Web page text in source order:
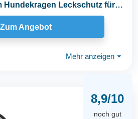
Hundekragen Leckschutz für
Zum Angebot
Mehr anzeigen ⏷
8,9/10
noch gut